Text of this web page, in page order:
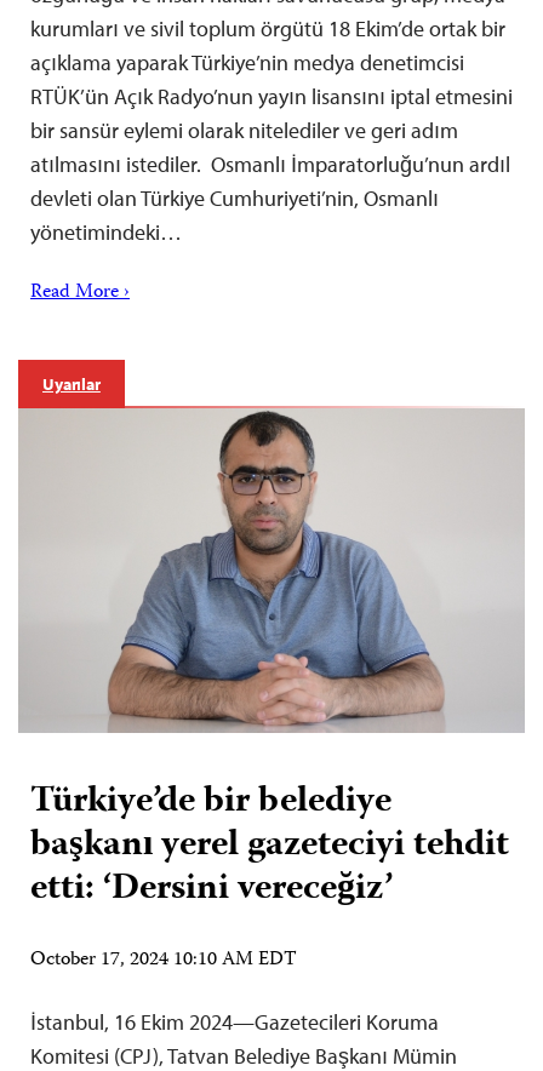
kurumları ve sivil toplum örgütü 18 Ekim’de ortak bir
açıklama yaparak Türkiye’nin medya denetimcisi
RTÜK’ün Açık Radyo’nun yayın lisansını iptal etmesini
bir sansür eylemi olarak nitelediler ve geri adım
atılmasını istediler. Osmanlı İmparatorluğu’nun ardıl
devleti olan Türkiye Cumhuriyeti’nin, Osmanlı
yönetimindeki…
Read More ›
Uyarılar
Türkiye’de bir belediye
başkanı yerel gazeteciyi tehdit
etti: ‘Dersini vereceğiz’
October 17, 2024 10:10 AM EDT
İstanbul, 16 Ekim 2024—Gazetecileri Koruma
Komitesi (CPJ), Tatvan Belediye Başkanı Mümin